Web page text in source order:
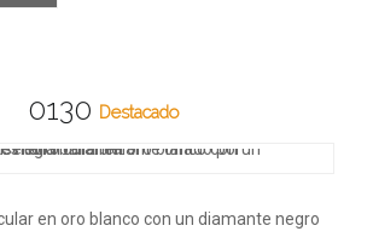
0130 Destacado
en oro blanco con un diamante negro